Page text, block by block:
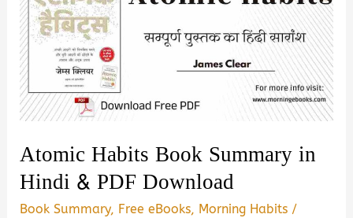
Atomic Habits Book Summary in
Hindi & PDF Download
Book Summary, Free eBooks, Morning Habits /